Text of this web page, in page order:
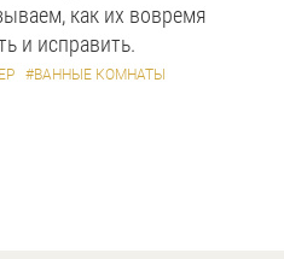
как их вовремя
и исправить.
#ВАННЫЕ КОМНАТЫ